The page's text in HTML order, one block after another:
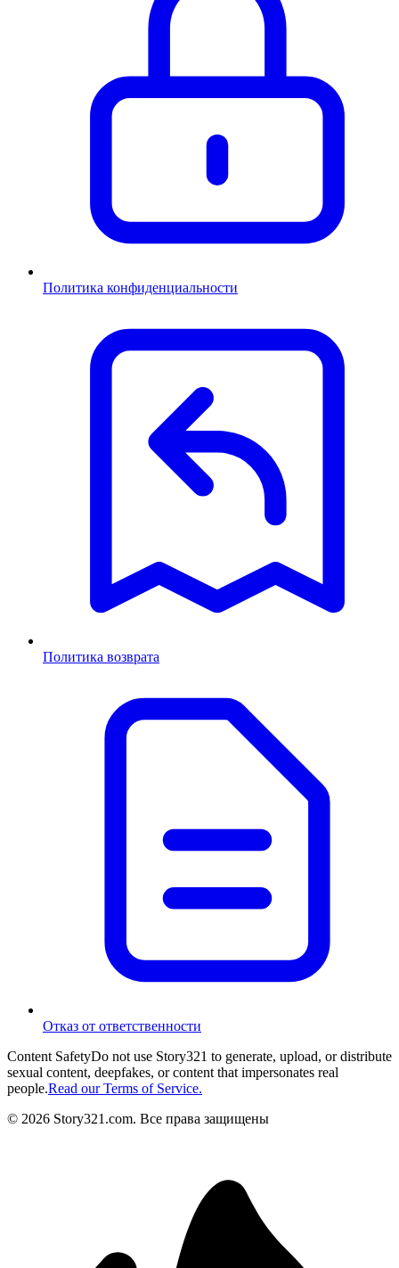
Политика конфиденциальности
Политика возврата
Отказ от ответственности
Content SafetyDo not use Story321 to generate, upload, or distribute
sexual content, deepfakes, or content that impersonates real
people.Read our Terms of Service.
© 2026 Story321.com. Все права защищены